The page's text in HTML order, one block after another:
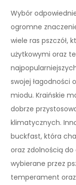
Wybór
ogromne
wiele ras pszczół,
użytkowymi oraz
swojej łagodności
miodu. Kraińskie
dobrze
klimatycznych.
buckfast, która
oraz zdolnością
wybierane przez
temperament